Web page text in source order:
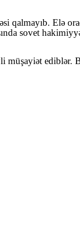
qalmayıb. Elə
sovet
müşayiət ediblər.